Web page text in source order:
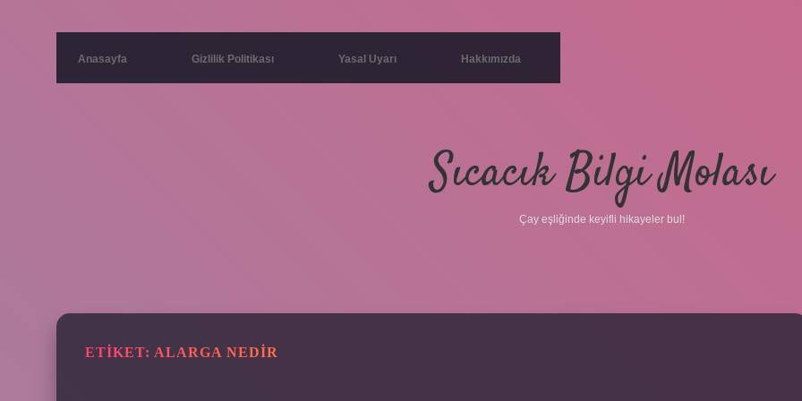
Anasayfa Gizlilik Politikası Yasal Uyarı Hakkımızda
Sıcacık Bilgi Molası
Çay eşliğinde keyifli hikayeler bul!
ETIKET: ALARGA NEDIR